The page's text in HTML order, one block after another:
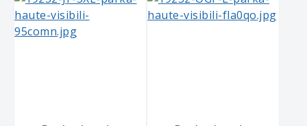
GUARD "7KANYXL"
taille XL
GUARD "7KANYXXL"
taille 2XL